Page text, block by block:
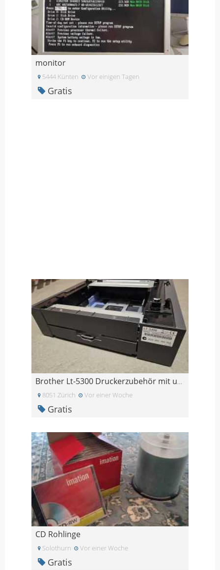
monitor
5444 Künten Vor einigen Tagen
Gratis
Brother Lt-5300 Druckerzubehör mit unterem Papierf
8051 Zürich Vor einer Woche
Gratis
CD Rohlinge
Solothurn Vor einer Woche
Gratis